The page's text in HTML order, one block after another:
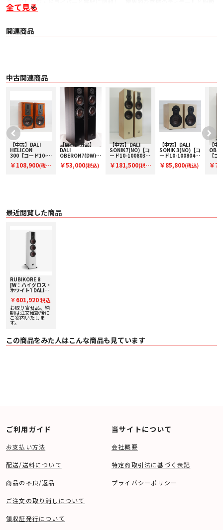
度を加えます。RUBIKORE 8は、リラックスしたサウンド、スケールの大きな
DALIによるハンドクラフト
RUBIKORE 8は、DALIのテクノロジー、専門知識、デザイン、製造技術の粋を
■ 主な仕様
〇 再生周波数範囲 38 Hz – 34 kHz（±3 dB）
〇 感度 90.5 dB（2.83 V / 1 m）
〇 公称インピーダンス 4 Ω
〇 推奨アンプ出力 40 - 250 W
〇 クロスオーバー周波数 500 / 800 / 2,400 / 14,000 Hz
〇 トゥイーター 17 x 45 mm リボン・トゥイーター、29 mm Low Loss ソフト
ドーム・トゥイーター
〇 ミッドレンジ／ウーファー 165 mm SMCウッドファイバーコーン・ドライ
バー x 3
〇 エンクロージャー・タイプ バスレフ型
〇 ターミナル バイワイヤリング／バイアンプ対応
〇 外形寸法（H x W x D） 1100 x 220 x 444 mm（スパイクを除く）
・ スパイク
〇 カラー
・ MA：ハイグロス・マルーン
・ MH：ナチュラル・ウォルナット
・ W：ハイグロス・ホワイト
〇 保証期間 2年
全て見る
関連商品
中古関連商品
【中古】DALI
HELICON
300【コード10-
シェルフスピーカ
￥108,900(税
【展示処分品】
DALI
OBERON7(DW)
OBERON7DW】
￥53,000(税込)
【中古】DALI
SONIK7(NO)【コ
ード10-100803】
ー(ペア)
￥181,500(税
【中古】DALI
SONIK 3(NO)【コ
ード10-100804】
ピーカー(ペア)
￥85,800(税込)
【中
【コ
型ス
￥
最近閲覧した商品
RUBIKORE 8
[W：ハイグロス・
ホワイト] DALI
イスピーカー[1
台] 下取り査定額
20%アップ実施
中！
￥601,920 税込
お取り寄せ品。納
期は注文確認後に
ご案内いたしま
す。
この商品をみた人はこんな商品も見ています
ご利用ガイド
お支払い方法
配送/送料について
商品の不良/返品
ご注文の取り消しについて
領収証発行について
当サイトについて
会社概要
特定商取引法に基づく表記
プライバシーポリシー